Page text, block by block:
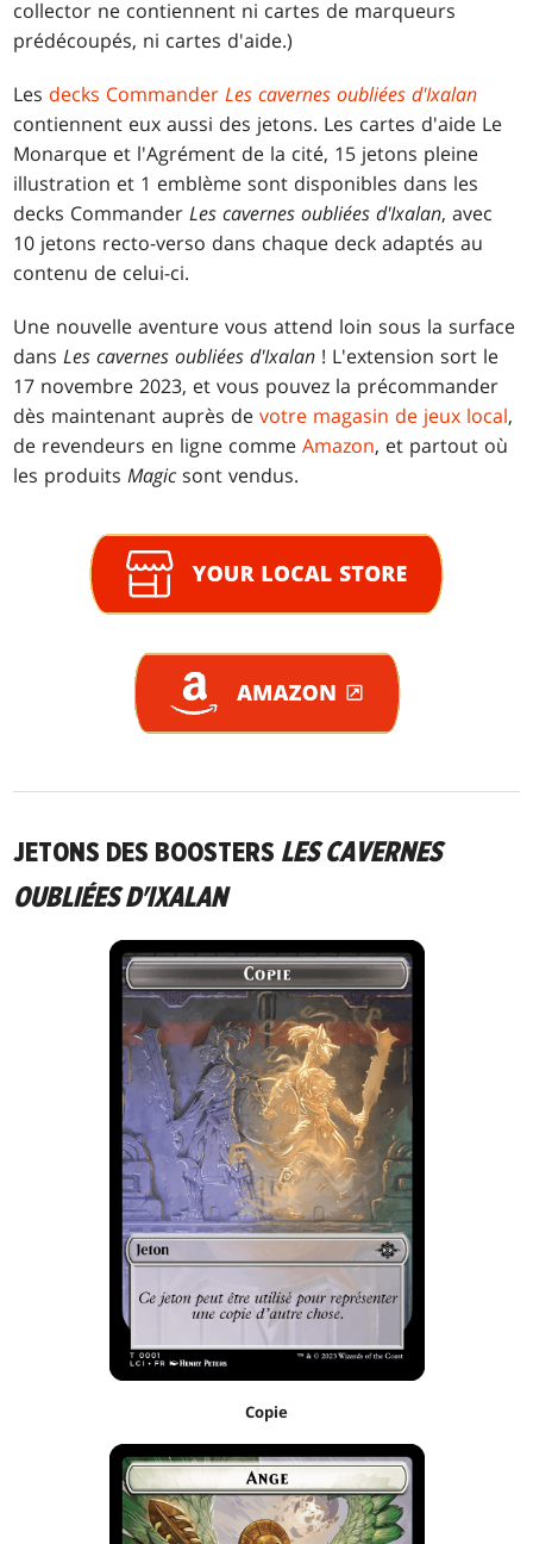
collector ne contiennent ni cartes de marqueurs
prédécoupés, ni cartes d'aide.)
Les decks CommanderLes cavernes oubliées d'Ixalan
contiennent eux aussi des jetons. Les cartes d'aide Le
Monarque et l'Agrément de la cité, 15 jetons pleine
illustration et 1 emblème sont disponibles dans les
decks CommanderLes cavernes oubliées d'Ixalan, avec
10 jetons recto-verso dans chaque deck adaptés au
contenu de celui-ci.
Une nouvelle aventure vous attend loin sous la surface
dansLes cavernes oubliées d'Ixalan ! L'extension sort le
17 novembre 2023, et vous pouvez la précommander
dès maintenant auprès devotre magasin de jeux local,
de revendeurs en ligne commeAmazon, et partout où
les produitsMagic sont vendus.
JETONS DES BOOSTERS LES CAVERNES
OUBLIÉES D'IXALAN
Copie